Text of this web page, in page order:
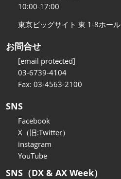
10:00-17:00
東京ビッグサイト 東 1-8ホール
お問合せ
[email protected]
03-6739-4104
Fax: 03-4563-2100
SNS
Facebook
X（旧:Twitter）
instagram
YouTube
SNS（DX & AX Week）